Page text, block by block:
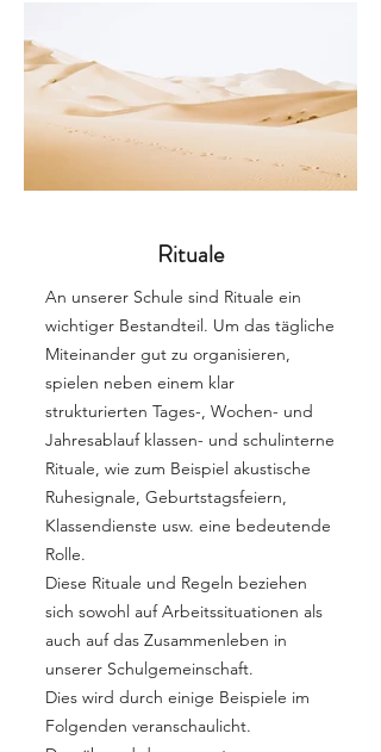
Rituale
An unserer Schule sind Rituale ein
wichtiger Bestandteil. Um das tägliche
Miteinander gut zu organisieren,
spielen neben einem klar
strukturierten Tages-, Wochen- und
Jahresablauf klassen- und schulinterne
Rituale, wie zum Beispiel akustische
Ruhesignale, Geburtstagsfeiern,
Klassendienste usw. eine bedeutende
Rolle.
Diese Rituale und Regeln beziehen
sich sowohl auf Arbeitssituationen als
auch auf das Zusammenleben in
unserer Schulgemeinschaft.
Dies wird durch einige Beispiele im
Folgenden veranschaulicht.